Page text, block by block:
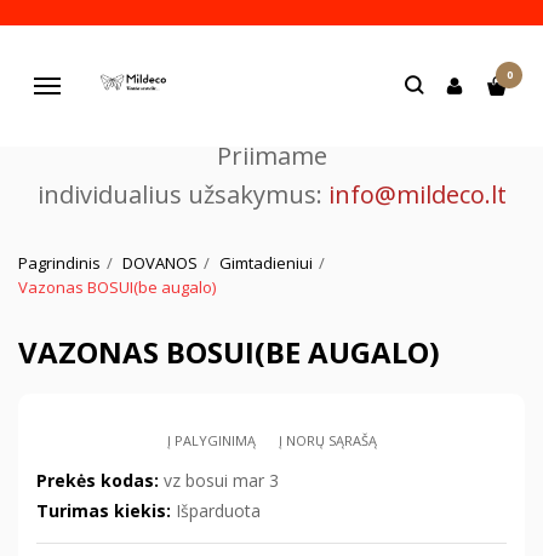
Navigacija
0
Priimame
individualius užsakymus: info@mildeco.lt
Pagrindinis DOVANOS
Gimtadieniui
Vazonas BOSUI(be augalo)
VAZONAS BOSUI(BE AUGALO)
Į PALYGINIMĄ Į NORŲ SĄRAŠĄ
Prekės kodas: vz bosui mar 3
Turimas kiekis: Išparduota